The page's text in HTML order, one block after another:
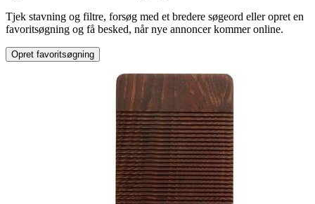
Tjek stavning og filtre, forsøg med et bredere søgeord eller opret en
favoritsøgning og få besked, når nye annoncer kommer online.
Opret favoritsøgning